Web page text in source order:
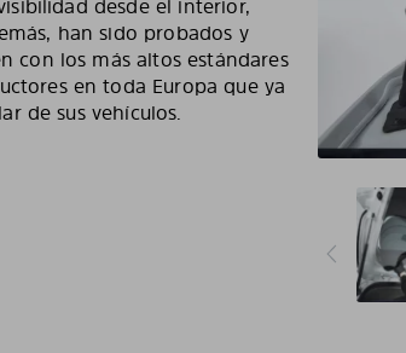
desde el interior,
han sido probados y
con los más altos estándares
en toda Europa que ya
de sus vehículos.